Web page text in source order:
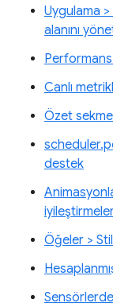
Uygulama
alanını
Canlı
Özet
destek
Öğeler >